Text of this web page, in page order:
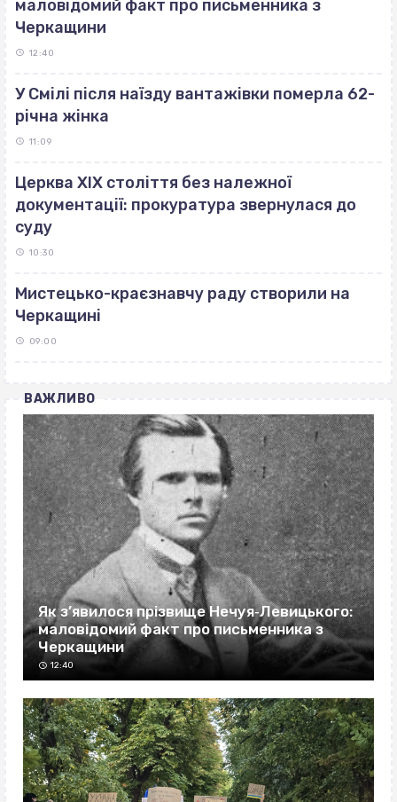
маловідомий факт про письменника з
Черкащини
12:40
У Смілі після наїзду вантажівки померла 62-
річна жінка
11:09
Церква ХІХ століття без належної
документації: прокуратура звернулася до
суду
10:30
Мистецько-краєзнавчу раду створили на
Черкащині
09:00
ВАЖЛИВО
Як з’явилося прізвище Нечуя‐Левицького:
маловідомий факт про письменника з
Черкащини
12:40